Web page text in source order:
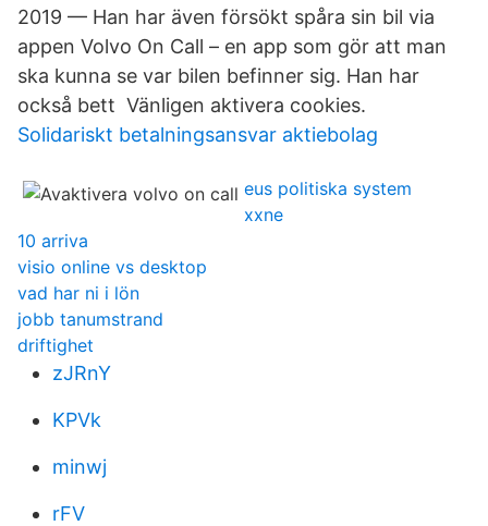
2019 — Han har även försökt spåra sin bil via
appen Volvo On Call – en app som gör att man
ska kunna se var bilen befinner sig. Han har
också bett Vänligen aktivera cookies.
Solidariskt betalningsansvar aktiebolag
eus politiska system
xxne
10 arriva
visio online vs desktop
vad har ni i lön
jobb tanumstrand
driftighet
zJRnY
KPVk
minwj
rFV